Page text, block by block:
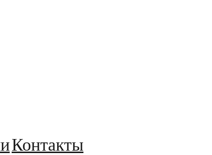
Контакты